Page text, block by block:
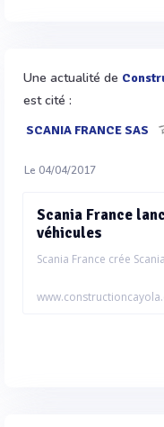
Une actualité de
est cité :
SCANIA FRANCE SAS
Le 04/04/2017
Scania France
véhicules
Scania France crée